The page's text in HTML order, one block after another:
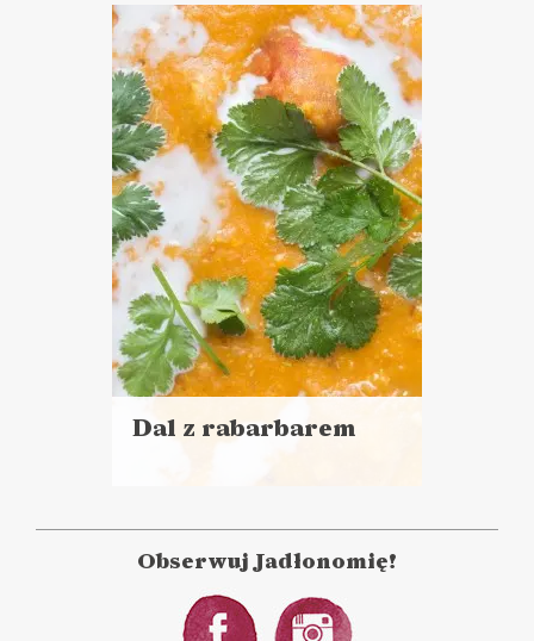
Czas przygotowania:
do 30 minut
DANIA GŁÓWNE
LUNCHE DO PRACY
Dal z rabarbarem
DANIA GŁÓWNE
LUNCHE DO PRACY
Obserwuj Jadłonomię!